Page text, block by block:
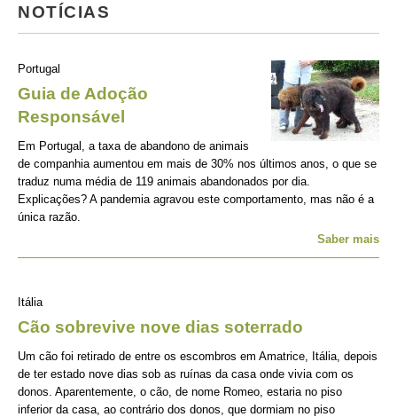
NOTÍCIAS
Portugal
Guia de Adoção
Responsável
Em Portugal, a taxa de abandono de animais
de companhia aumentou em mais de 30% nos últimos anos, o que se
traduz numa média de 119 animais abandonados por dia.
Explicações? A pandemia agravou este comportamento, mas não é a
única razão.
Saber mais
Itália
Cão sobrevive nove dias soterrado
Um cão foi retirado de entre os escombros em Amatrice, Itália, depois
de ter estado nove dias sob as ruínas da casa onde vivia com os
donos. Aparentemente, o cão, de nome Romeo, estaria no piso
inferior da casa, ao contrário dos donos, que dormiam no piso